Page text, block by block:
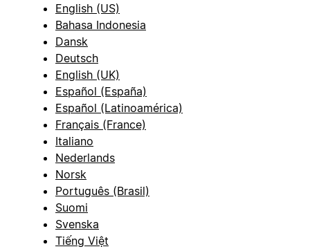
English (US)
Bahasa Indonesia
Dansk
Deutsch
English (UK)
Español (España)
Español (Latinoamérica)
Français (France)
Italiano
Nederlands
Norsk
Português (Brasil)
Suomi
Svenska
Tiếng Việt